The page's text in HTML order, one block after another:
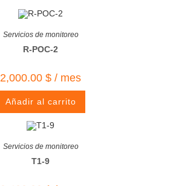
Servicios de monitoreo
R-POC-2
2,000.00 $ / mes
Añadir al carrito
Servicios de monitoreo
T1-9